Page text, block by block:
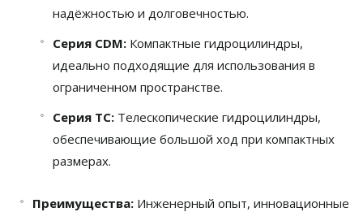
надёжностью и долговечностью.
Серия CDM: Компактные гидроцилиндры,
идеально подходящие для использования в
ограниченном пространстве.
Серия TC: Телескопические гидроцилиндры,
обеспечивающие большой ход при компактных
размерах.
Преимущества: Инженерный опыт, инновационные